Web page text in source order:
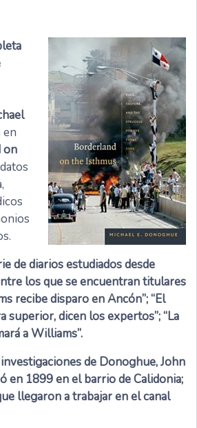
en
on
de diarios estudiados desde
los que se encuentran titulares
recibe disparo en Ancón”; “El
superior, dicen los expertos”; “La
a Williams”.
de Donoghue, John
en 1899 en el barrio de Calidonia;
llegaron a trabajar en el canal